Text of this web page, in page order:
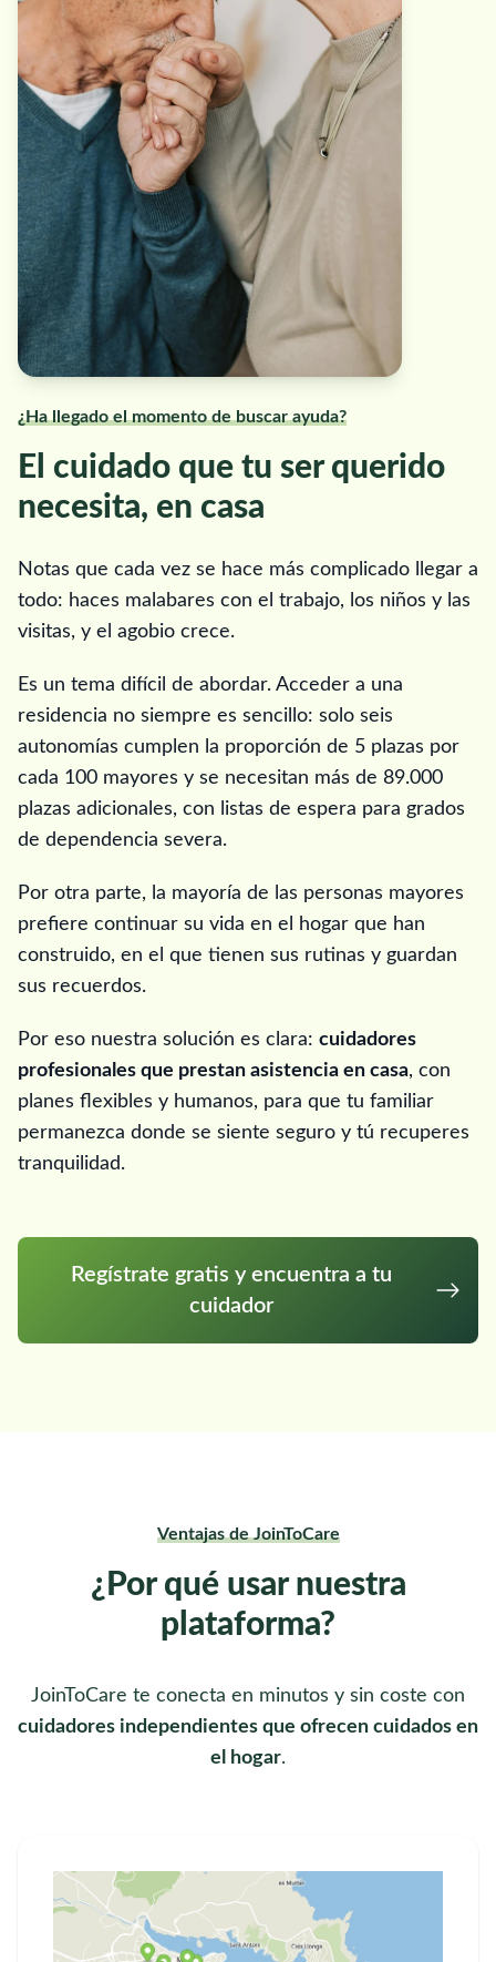
¿Ha llegado el momento de buscar ayuda?
El cuidado que tu ser querido
necesita, en casa
Notas que cada vez se hace más complicado llegar a
todo: haces malabares con el trabajo, los niños y las
visitas, y el agobio crece.
Es un tema difícil de abordar. Acceder a una
residencia no siempre es sencillo: solo seis
autonomías cumplen la proporción de 5 plazas por
cada 100 mayores y se necesitan más de 89.000
plazas adicionales, con listas de espera para grados
de dependencia severa.
Por otra parte, la mayoría de las personas mayores
prefiere continuar su vida en el hogar que han
construido, en el que tienen sus rutinas y guardan
sus recuerdos.
Por eso nuestra solución es clara: cuidadores
profesionales que prestan asistencia en casa, con
planes flexibles y humanos, para que tu familiar
permanezca donde se siente seguro y tú recuperes
tranquilidad.
Regístrate gratis y encuentra a tu
cuidador
Ventajas de JoinToCare
¿Por qué usar nuestra
plataforma?
JoinToCare te conecta en minutos y sin coste con
cuidadores independientes que ofrecen cuidados en
el hogar.